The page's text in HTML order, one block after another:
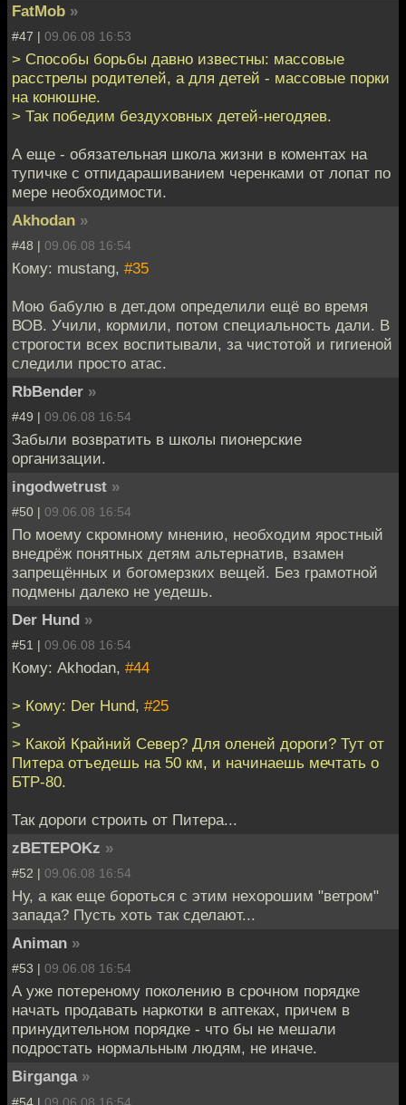
FatMob »
#47 | 09.06.08 16:53
> Способы борьбы давно известны: массовые
расстрелы родителей, а для детей - массовые порки
на конюшне.
> Так победим бездуховных детей-негодяев.
А еще - обязательная школа жизни в коментах на
тупичке с отпидарашиванием черенками от лопат по
мере необходимости.
Akhodan »
#48 | 09.06.08 16:54
Кому: mustang, #35
Мою бабулю в дет.дом определили ещё во время
ВОВ. Учили, кормили, потом специальность дали. В
строгости всех воспитывали, за чистотой и гигиеной
следили просто атас.
RbBender »
#49 | 09.06.08 16:54
Забыли возвратить в школы пионерские
организации.
ingodwetrust »
#50 | 09.06.08 16:54
По моему скромному мнению, необходим яростный
внедрёж понятных детям альтернатив, взамен
запрещённых и богомерзких вещей. Без грамотной
подмены далеко не уедешь.
Der Hund »
#51 | 09.06.08 16:54
Кому: Akhodan, #44
> Кому: Der Hund, #25
>
> Какой Крайний Север? Для оленей дороги? Тут от
Питера отъедешь на 50 км, и начинаешь мечтать о
БТР-80.
Так дороги строить от Питера...
zBETEPOKz »
#52 | 09.06.08 16:54
Ну, а как еще бороться с этим нехорошим "ветром"
запада? Пусть хоть так сделают...
Animan »
#53 | 09.06.08 16:54
А уже потереному поколению в срочном порядке
начать продавать наркотки в аптеках, причем в
принудительном порядке - что бы не мешали
подростать нормальным людям, не иначе.
Birganga »
#54 | 09.06.08 16:54